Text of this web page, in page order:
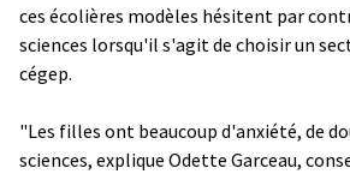
ces écolières modèles hésitent par
sciences lorsqu'il s'agit de choisir un
cégep.
"Les filles ont beaucoup d'anxiété, de
sciences, explique Odette Garceau,